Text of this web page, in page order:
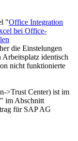
"Office Integration
bei Office-
die Einstelungen
identisch
nicht funktionierte
>Trust Center) ist im
im Abschnitt
für SAP AG